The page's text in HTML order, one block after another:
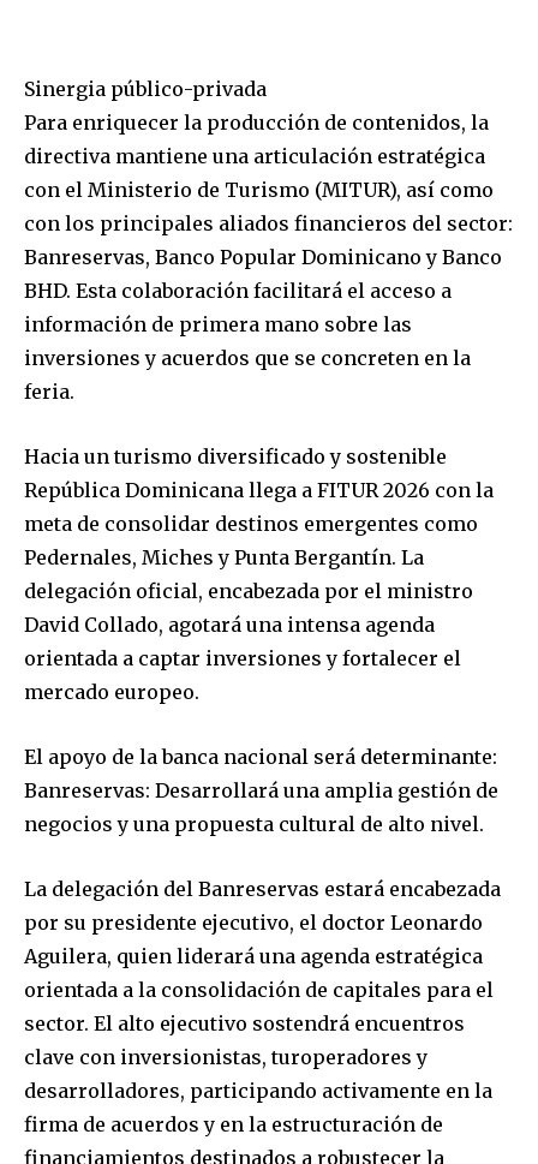
Sinergia público-privada
Para enriquecer la producción de contenidos, la
directiva mantiene una articulación estratégica
con el Ministerio de Turismo (MITUR), así como
con los principales aliados financieros del sector:
Banreservas, Banco Popular Dominicano y Banco
BHD. Esta colaboración facilitará el acceso a
información de primera mano sobre las
inversiones y acuerdos que se concreten en la
feria.
Hacia un turismo diversificado y sostenible
República Dominicana llega a FITUR 2026 con la
meta de consolidar destinos emergentes como
Pedernales, Miches y Punta Bergantín. La
delegación oficial, encabezada por el ministro
David Collado, agotará una intensa agenda
orientada a captar inversiones y fortalecer el
mercado europeo.
El apoyo de la banca nacional será determinante:
Banreservas: Desarrollará una amplia gestión de
negocios y una propuesta cultural de alto nivel.
La delegación del Banreservas estará encabezada
por su presidente ejecutivo, el doctor Leonardo
Aguilera, quien liderará una agenda estratégica
orientada a la consolidación de capitales para el
sector. El alto ejecutivo sostendrá encuentros
clave con inversionistas, turoperadores y
desarrolladores, participando activamente en la
firma de acuerdos y en la estructuración de
financiamientos destinados a robustecer la